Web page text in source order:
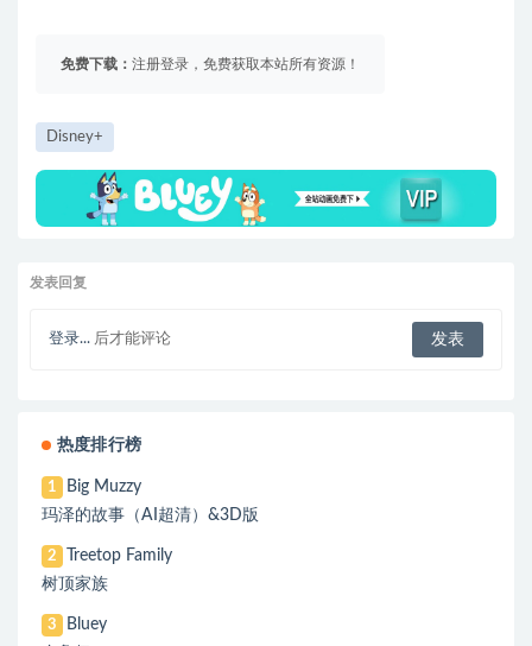
免费下载： 注册登录，免费获取本站所有资源！
Disney+
发表回复
登录... 后才能评论
热度排行榜
1
Big Muzzy
玛泽的故事（AI超清）&3D版
2
Treetop Family
树顶家族
3
Bluey